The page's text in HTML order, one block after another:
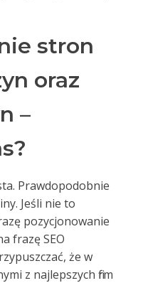
stron
oraz
–
Prawdopodobnie
Jeśli nie to
pozycjonowanie
frazę SEO
że w
z najlepszych firm